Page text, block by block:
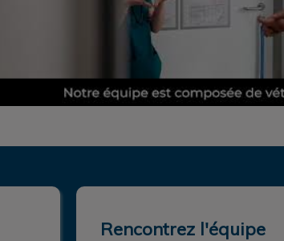
Rencontrez l'équipe
Rencontrez l'équipe